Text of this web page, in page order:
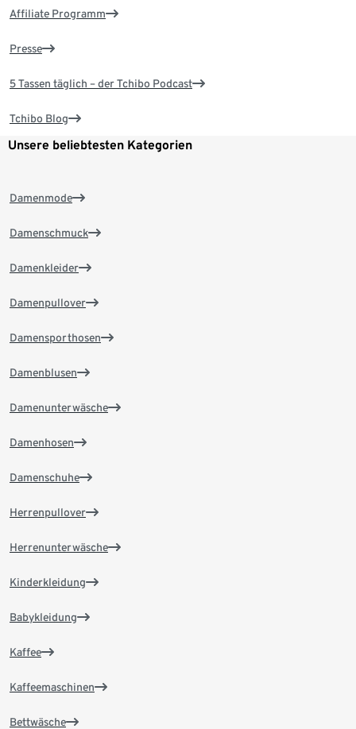
Affiliate Programm
Presse
5 Tassen täglich – der Tchibo Podcast
Tchibo Blog
Unsere beliebtesten Kategorien
Damenmode
Damenschmuck
Damenkleider
Damenpullover
Damensporthosen
Damenblusen
Damenunterwäsche
Damenhosen
Damenschuhe
Herrenpullover
Herrenunterwäsche
Kinderkleidung
Babykleidung
Kaffee
Kaffeemaschinen
Bettwäsche